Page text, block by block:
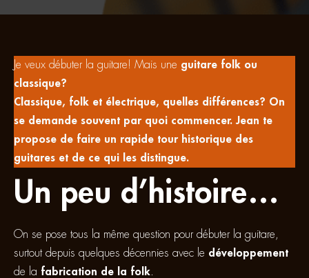
Je veux débuter la guitare! Mais une guitare folk ou
classique?
Classique, folk et électrique, quelles différences? On
se demande souvent par quoi commencer. Jean te
propose de faire un rapide tour historique des
guitares et de ce qui les distingue.
Un peu d’histoire…
On se pose tous la même question pour débuter la guitare,
surtout depuis quelques décennies avec le développement
de la fabrication de la folk